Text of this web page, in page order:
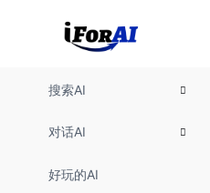
搜索AI
对话AI
好玩的AI